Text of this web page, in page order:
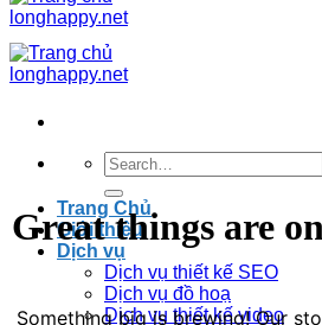
Search
for:
Trang Chủ
Giới thiệu
Dịch vụ
Dịch vụ thiết kế SEO
Dịch vụ đồ hoạ
Dịch vụ thiết kế video
Great things are
Something big is brewing! Our